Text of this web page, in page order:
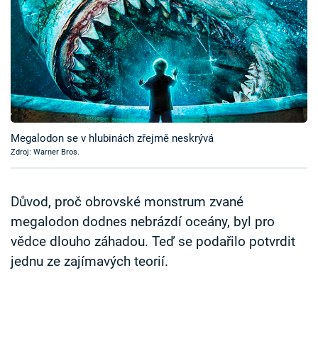
Pořady
TV Program
Časopis
Sledujte prima+
Sledujte nás
Megalodon se v hlubinách zřejmě neskrývá
Zdroj: Warner Bros.
Důvod, proč obrovské monstrum zvané
megalodon dodnes nebrázdí oceány, byl pro
vědce dlouho záhadou. Teď se podařilo potvrdit
jednu ze zajímavých teorií.